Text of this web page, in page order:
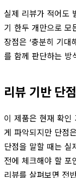
실제 리뷰가 적어도
기 한두 개만으로 모
장점은 ‘충분히 기대
를 함께 판단하는 방
리뷰 기반 단
이 제품은 현재 확인
게 파악되지만 단점
단점을 말할 때는 실
전에 체크해야 할 포
리뷰를 살펴보면 전